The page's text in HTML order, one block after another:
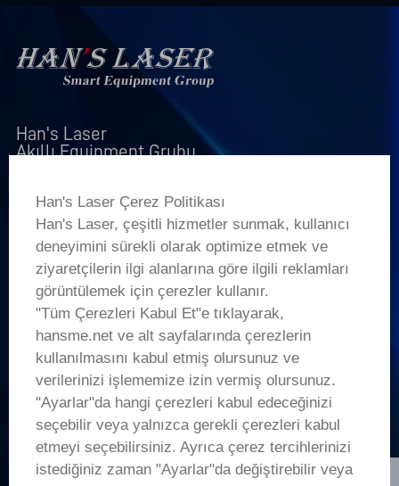
Han's Laser
Akıllı Equipment Grubu
LINK
Ürünler
Şirket
Uygulamalar
Aklında bir proje var mı?
LET’S TALK
sales01@hanslaser.com
Han's Laser Çerez Politikası
Han's Laser, çeşitli hizmetler sunmak, kullanıcı
deneyimini sürekli olarak optimize etmek ve
ziyaretçilerin ilgi alanlarına göre ilgili reklamları
görüntülemek için çerezler kullanır.
"Tüm Çerezleri Kabul Et"e tıklayarak,
hansme.net ve alt sayfalarında çerezlerin
kullanılmasını kabul etmiş olursunuz ve
verilerinizi işlememize izin vermiş olursunuz.
"Ayarlar"da hangi çerezleri kabul edeceğinizi
seçebilir veya yalnızca gerekli çerezleri kabul
etmeyi seçebilirsiniz. Ayrıca çerez tercihlerinizi
istediğiniz zaman "Ayarlar"da değiştirebilir veya